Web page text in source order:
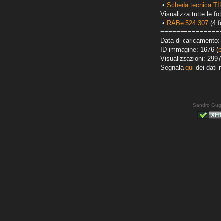
• Scheda tecnica
Visualizza tutte le
• RABe 524 307 (4
Data di
ID immagine: 1676 (
Visualizzazioni: 2997
Segnala qui dei dati
Sandro